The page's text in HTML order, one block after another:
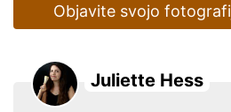
Objavite svojo
Juliette Hess